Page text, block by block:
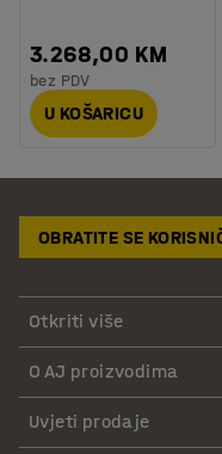
3.268,00 KM
bez PDV
U KOŠARICU
OBRATITE SE
Otkriti više
O AJ proizvodima
Uvjeti prodaje